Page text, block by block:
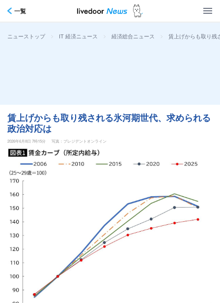
一覧
ニューストップ > IT 経済ニュース > 経済総合ニュース > 賃上げからも取り残
賃上げからも取り残される氷河期世代、求められる
政治対応は
2026年6月8日 7時15分 写真：プレジデントオンライン